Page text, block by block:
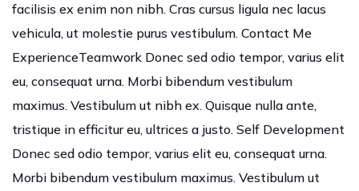
facilisis ex enim non nibh. Cras cursus ligula nec lacus
vehicula, ut molestie purus vestibulum. Contact Me
ExperienceTeamwork Donec sed odio tempor, varius elit
eu, consequat urna. Morbi bibendum vestibulum
maximus. Vestibulum ut nibh ex. Quisque nulla ante,
tristique in efficitur eu, ultrices a justo. Self Development
Donec sed odio tempor, varius elit eu, consequat urna.
Morbi bibendum vestibulum maximus. Vestibulum ut